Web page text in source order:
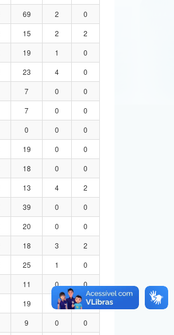
69 2
0
15 2
2
19 1
0
23 4
0
7 0
0
7 0
0
0 0
0
19 0
0
18 0
0
13 4
2
39 0
0
20 0
0
18 3
2
25 1
0
11 0
0
19 0
0
9 0
0